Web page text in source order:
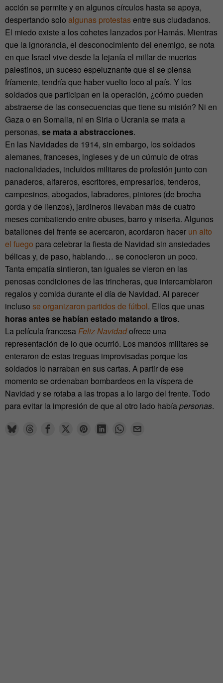
acción se permite y en algunos círculos hasta se apoya,
despertando solo algunas protestasentre sus ciudadanos.
El miedo existe a los cohetes lanzados por Hamás. Mientras
que la ignorancia, el desconocimiento del enemigo, se nota
en que Israel vive desde la lejanía el millar de muertos
palestinos, un suceso espeluznante que si se piensa
fríamente, tendría que haber vuelto loco al país. Y los
soldados que participan en la operación, ¿cómo pueden
abstraerse de las consecuencias que tiene su misión? Ni en
Gaza o en Somalia, ni en Siria o Ucrania se mata a
personas, se mata a abstracciones.
En las Navidades de 1914, sin embargo, los soldados
alemanes, franceses, ingleses y de un cúmulo de otras
nacionalidades, incluidos militares de profesión junto con
panaderos, alfareros, escritores, empresarios, tenderos,
campesinos, abogados, labradores, pintores (de brocha
gorda y de lienzos), jardineros llevaban más de cuatro
meses combatiendo entre obuses, barro y miseria. Algunos
batallones del frente se acercaron, acordaron hacer un alto
el fuego para celebrar la fiesta de Navidad sin ansiedades
bélicas y, de paso, hablando… se conocieron un poco.
Tanta empatía sintieron, tan iguales se vieron en las
penosas condiciones de las trincheras, que intercambiaron
regalos y comida durante el día de Navidad. Al parecer
incluso se organizaron partidos de fútbol. Ellos que unas
horas antes se habían estado matando a tiros.
La película francesaFeliz Navidadofrece una
representación de lo que ocurrió. Los mandos militares se
enteraron de estas treguas improvisadas porque los
soldados lo narraban en sus cartas. A partir de ese
momento se ordenaban bombardeos en la víspera de
Navidad y se rotaba a las tropas a lo largo del frente. Todo
para evitar la impresión de que al otro lado habíapersonas.